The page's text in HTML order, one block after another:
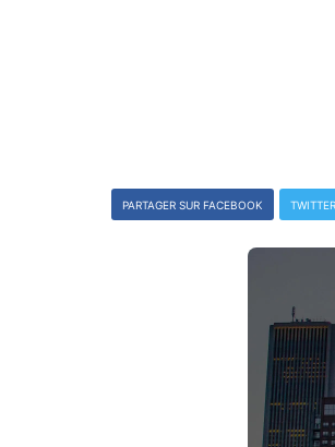
PARTAGER SUR FACEBOOK TWITTER